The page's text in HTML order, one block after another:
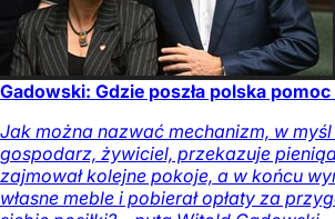
Gadowski: Gdzie poszła polska
Jak można nazwać mechanizm, w
gospodarz, żywiciel, przekazuje
zajmował kolejne pokoje, a w końcu
własne meble i pobierał opłaty za